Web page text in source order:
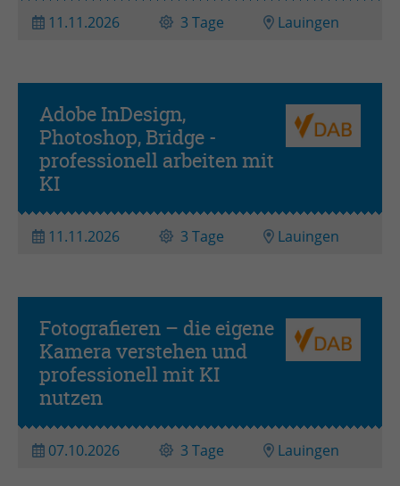
11.11.2026 3 Tage Lauingen
Adobe InDesign,
Photoshop, Bridge -
professionell arbeiten mit
KI
11.11.2026 3 Tage Lauingen
Fotografieren – die eigene
Kamera verstehen und
professionell mit KI
nutzen
07.10.2026 3 Tage Lauingen